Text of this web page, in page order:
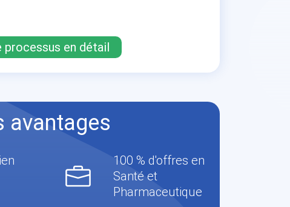
processus en détail
avantages
100 % d'offres en
Santé et
Pharmaceutique